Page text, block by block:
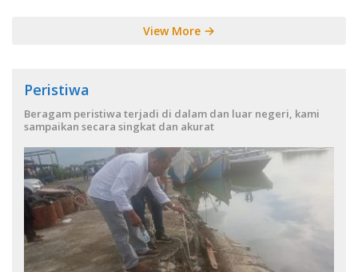
View More
Peristiwa
Beragam peristiwa terjadi di dalam dan luar negeri, kami
sampaikan secara singkat dan akurat